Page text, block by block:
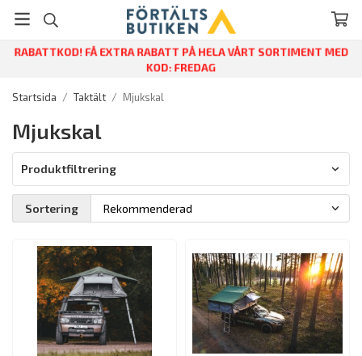
RABATTKOD! FÅ EXTRA RABATT PÅ HELA VÅRT SORTIMENT MED
KOD: FREDAG
Startsida / Taktält / Mjukskal
Mjukskal
Produktfiltrering
Sortering